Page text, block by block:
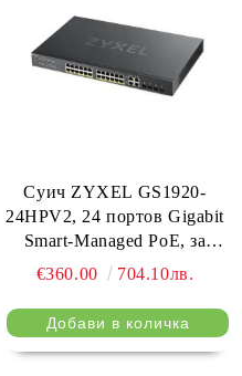
Суич ZYXEL GS1920-
24HPV2, 24 портов Gigabit
Smart-Managed PoE, за
монтаж в шкаф
€360.00 704.10лв.